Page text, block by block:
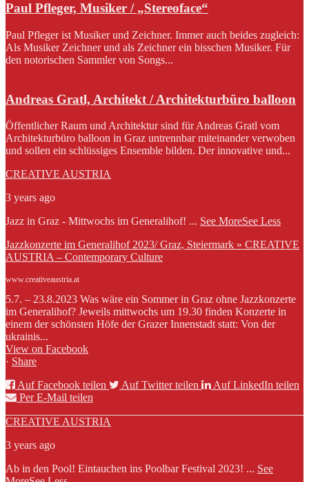
Paul Pfleger, Musiker / „Stereoface“
Paul Pfleger ist Musiker und Zeichner. Immer auch beides zugleich:
Als Musiker Zeichner und als Zeichner ein bisschen Musiker. Für
den notorischen Sammler von Songs...
Andreas Gratl, Architekt / Architekturbüro balloon
Öffentlicher Raum und Architektur sind für Andreas Gratl vom
Architekturbüro balloon in Graz untrennbar miteinander verwoben
und sollen ein schlüssiges Ensemble bilden. Der innovative und...
CREATIVE AUSTRIA
3 years ago
Jazz in Graz - Mittwochs im Generalihof! ... See MoreSee Less
Jazzkonzerte im Generalihof 2023/ Graz, Steiermark » CREATIVE
AUSTRIA – Contemporary Culture
www.creativeaustria.at
5.7. – 23.8.2023 Was wäre ein Sommer in Graz ohne Jazzkonzerte
im Generalihof? Jeweils mittwochs um 19.30 finden Konzerte in
einem der schönsten Höfe der Grazer Innenstadt statt: Von der
ukrainis...
View on Facebook
· Share
Auf Facebook teilen
Auf Twitter teilen
Auf LinkedIn teilen
Per E-Mail teilen
CREATIVE AUSTRIA
3 years ago
Ab in den Pool! Eintauchen ins Poolbar Festival 2023! ... See